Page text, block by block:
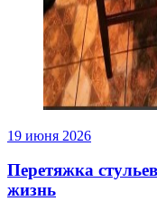
19 июня 2026
Перетяжка
жизнь